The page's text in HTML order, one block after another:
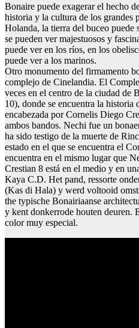
Bonaire puede exagerar el hecho
historia y la cultura de los grandes
Holanda, la tierra del buceo puede
se pueden ver majestuosos y
puede ver en los ríos, en los
puede ver a los marinos.
Otro monumento del firmamento
complejo de Cinelandia. El
veces en el centro de la ciudad
10), donde se encuentra la
encabezada por Cornelis Diego
ambos bandos. Nechi fue un
ha sido testigo de la muerte de
estado en el que se encuentra el
encuentra en el mismo lugar que
Crestian 8 está en el medio y en
Kaya C.D. Het pand, ressorte
(Kas di Hala) y werd voltooid
the typische Bonairiaanse
y kent donkerrode houten deuren.
color muy especial.